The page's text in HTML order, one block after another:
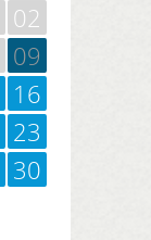
02
09
16
23
30